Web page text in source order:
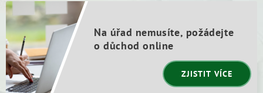
Na úřad nemusíte, požádejte
o důchod online
ZJISTIT VÍCE